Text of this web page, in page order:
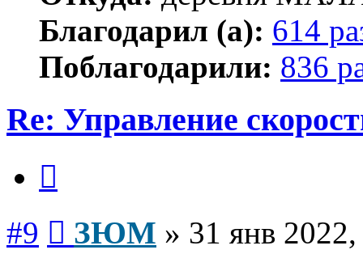
Благодарил (а): 614
Поблагодарили: 836
Re: Управление
#9 ЗЮМ » 31 янв